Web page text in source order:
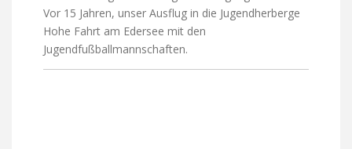
Vor 15 Jahren, unser Ausflug in die Jugendherberge
Hohe Fahrt am Edersee mit den
Jugendfußballmannschaften.